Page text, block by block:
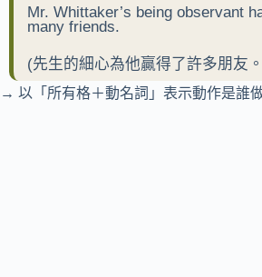
Mr. Whittaker’s being observant
many friends.
(先生的細心為他贏得了許多朋友
→ 以「所有格＋動名詞」表示動作是誰